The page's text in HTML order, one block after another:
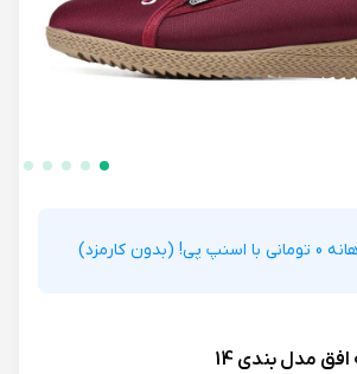
مدل بندی 14